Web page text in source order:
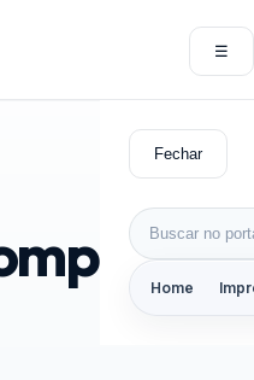
☰
Fechar
Buscar por:
Home